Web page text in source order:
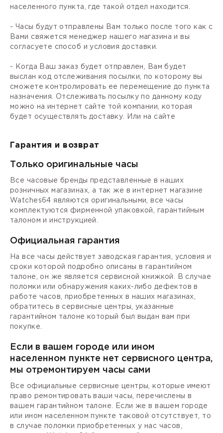
населенного пункта, где такой отдел находится.
- Часы будут отправлены Вам только после того как с
Вами свяжется менеджер нашего магазина и вы
согласуете способ и условия доставки.
- Когда Ваш заказ будет отправлен, Вам будет
выслан код отслеживания посылки, по которому вы
сможете контролировать ее перемещение до пункта
назначения. Отслеживать посылку по данному коду
можно на интернет сайте той компании, которая
будет осуществлять доставку. Или на сайте
Гарантия и возврат
Только оригинальные часы
Все часовые бренды представленные в наших
розничных магазинах, а так же в интернет магазине
Watches64 являются оригинальными, все часы
комплектуются фирменной упаковкой, гарантийным
талоном и инструкцией.
Официальная гарантия
На все часы действует заводская гарантия, условия и
сроки которой подробно описаны в гарантийном
талоне, он же является сервисной книжкой. В случае
поломки или обнаружения каких-либо дефектов в
работе часов, приобретенных в наших магазинах,
обратитесь в сервисные центры, указанные
гарантийном талоне который был выдан вам при
покупке.
Если в вашем городе или ином
населенном пункте нет сервисного центра,
мы отремонтируем часы сами
Все официальные сервисные центры, которые имеют
право ремонтировать ваши часы, перечислены в
вашем гарантийном талоне. Если же в вашем городе
или ином населенном пункте таковой отсутствует, то
в случае поломки приобретенных у нас часов,